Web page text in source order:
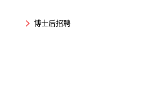
博士后招聘